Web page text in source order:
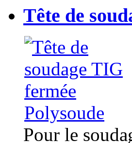
Tête de
Pour le